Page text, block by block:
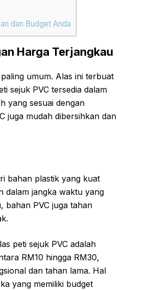
dan Budget Anda
Harga Terjangkau
umum. Alas ini terbuat
sejuk PVC tersedia dalam
yang sesuai dengan
juga mudah dibersihkan dan
bahan plastik yang kuat
dalam jangka waktu yang
bahan PVC juga tahan
peti sejuk PVC adalah
RM10 hingga RM30,
dan tahan lama. Hal
yang memiliki budget